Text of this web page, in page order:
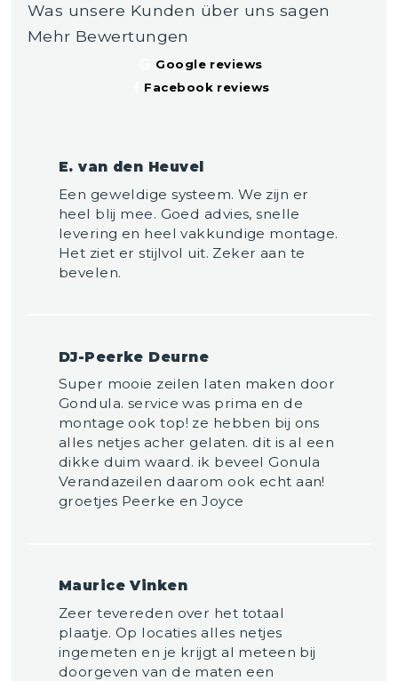
Was unsere Kunden über uns sagen
Mehr Bewertungen
Google reviews
Facebook reviews
E. van den Heuvel
Een geweldige systeem. We zijn er
heel blij mee. Goed advies, snelle
levering en heel vakkundige montage.
Het ziet er stijlvol uit. Zeker aan te
bevelen.
DJ-Peerke Deurne
Super mooie zeilen laten maken door
Gondula. service was prima en de
montage ook top! ze hebben bij ons
alles netjes acher gelaten. dit is al een
dikke duim waard. ik beveel Gonula
Verandazeilen daarom ook echt aan!
groetjes Peerke en Joyce
Maurice Vinken
Zeer tevereden over het totaal
plaatje. Op locaties alles netjes
ingemeten en je krijgt al meteen bij
doorgeven van de maten een